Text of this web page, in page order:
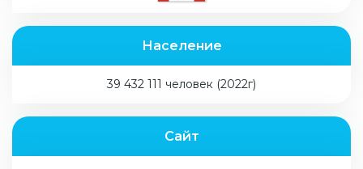
Население
39 432 111 человек (2022г)
Сайт